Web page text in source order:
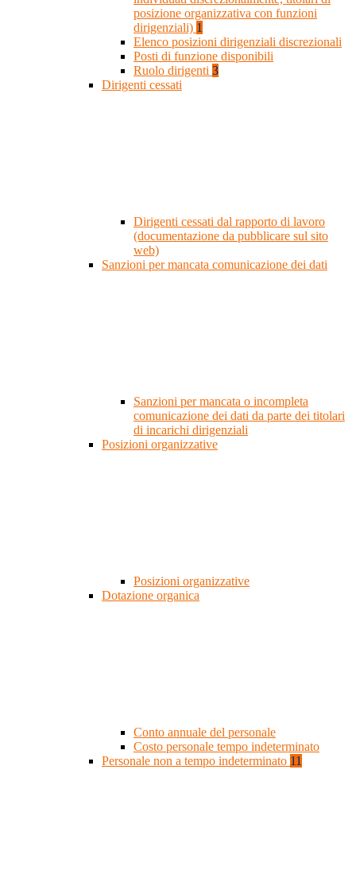
posizione organizzativa con funzioni
dirigenziali) 1
Elenco posizioni dirigenziali discrezionali
Posti di funzione disponibili
Ruolo dirigenti 3
Dirigenti cessati
Dirigenti cessati dal rapporto di lavoro
(documentazione da pubblicare sul sito
web)
Sanzioni per mancata comunicazione dei dati
Sanzioni per mancata o incompleta
comunicazione dei dati da parte dei titolari
di incarichi dirigenziali
Posizioni organizzative
Posizioni organizzative
Dotazione organica
Conto annuale del personale
Costo personale tempo indeterminato
Personale non a tempo indeterminato 11